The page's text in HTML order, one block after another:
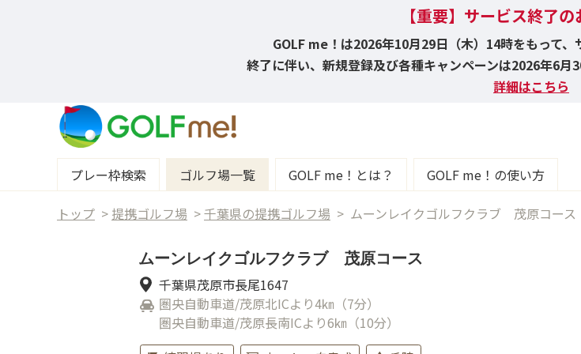
【重要】サービス終了
GOLF me！は2026年10月29日（木）14時をもって、
終了に伴い、新規登録及び各種キャンペーンは2026年6月
詳細はこちら
プレー枠検索 ゴルフ場一覧 GOLF me！とは？ GOLF me！の使い方
トップ > 提携ゴルフ場 >千葉県の提携ゴルフ場 > ムーンレイクゴルフクラブ 茂原コース
ムーンレイクゴルフクラブ 茂原コース
千葉県茂原市長尾1647
圏央自動車道/茂原北ICより4㎞（7分）
圏央自動車道/茂原長南ICより6㎞（10分）